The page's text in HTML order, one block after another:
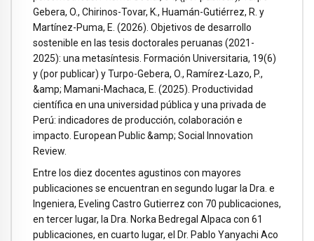
Gebera, O., Chirinos-Tovar, K., Huamán-Gutiérrez, R. y
Martínez-Puma, E. (2026). Objetivos de desarrollo
sostenible en las tesis doctorales peruanas (2021-
2025): una metasíntesis. Formación Universitaria, 19(6)
y (por publicar) y Turpo-Gebera, O., Ramírez-Lazo, P.,
&amp; Mamani-Machaca, E. (2025). Productividad
científica en una universidad pública y una privada de
Perú: indicadores de producción, colaboración e
impacto. European Public &amp; Social Innovation
Review.
Entre los diez docentes agustinos con mayores
publicaciones se encuentran en segundo lugar la Dra. e
Ingeniera, Eveling Castro Gutierrez con 70 publicaciones,
en tercer lugar, la Dra. Norka Bedregal Alpaca con 61
publicaciones, en cuarto lugar, el Dr. Pablo Yanyachi Aco